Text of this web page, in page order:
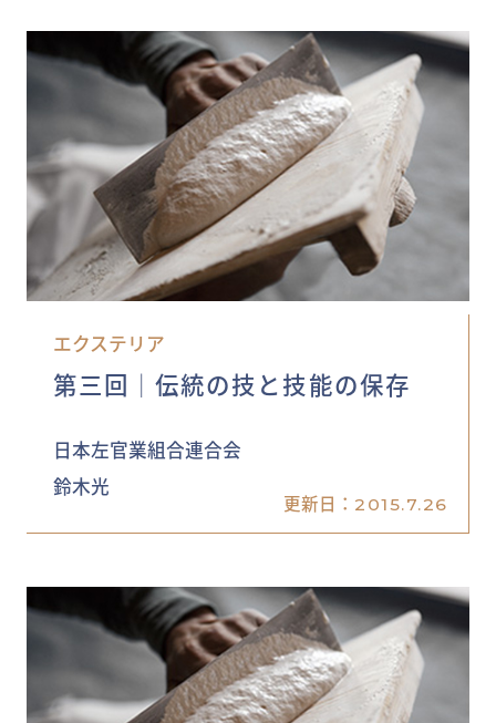
エクステリア
第三回│伝統の技と技能の保存
日本左官業組合連合会
鈴木光
更新日： 2015.7.26